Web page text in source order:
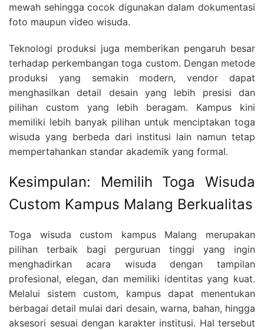
mewah sehingga cocok digunakan dalam dokumentasi
foto maupun video wisuda.
Teknologi produksi juga memberikan pengaruh besar
terhadap perkembangan toga custom. Dengan metode
produksi yang semakin modern, vendor dapat
menghasilkan detail desain yang lebih presisi dan
pilihan custom yang lebih beragam. Kampus kini
memiliki lebih banyak pilihan untuk menciptakan toga
wisuda yang berbeda dari institusi lain namun tetap
mempertahankan standar akademik yang formal.
Kesimpulan: Memilih Toga Wisuda
Custom Kampus Malang Berkualitas
Toga wisuda custom kampus Malang merupakan
pilihan terbaik bagi perguruan tinggi yang ingin
menghadirkan acara wisuda dengan tampilan
profesional, elegan, dan memiliki identitas yang kuat.
Melalui sistem custom, kampus dapat menentukan
berbagai detail mulai dari desain, warna, bahan, hingga
aksesori sesuai dengan karakter institusi. Hal tersebut